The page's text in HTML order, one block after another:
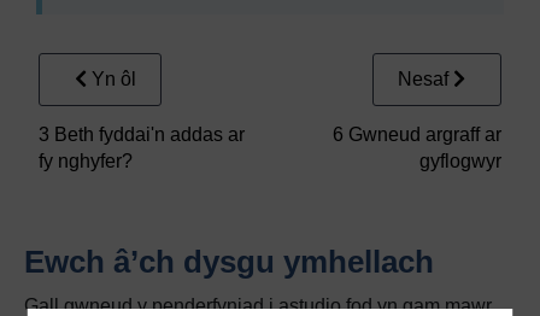
Yn ôl
3 Beth fyddai'n addas ar
fy nghyfer?
Nesaf
6 Gwneud argraff ar
gyflogwyr
Ewch â’ch dysgu ymhellach
Gall gwneud y penderfyniad i astudio fod yn gam mawr,